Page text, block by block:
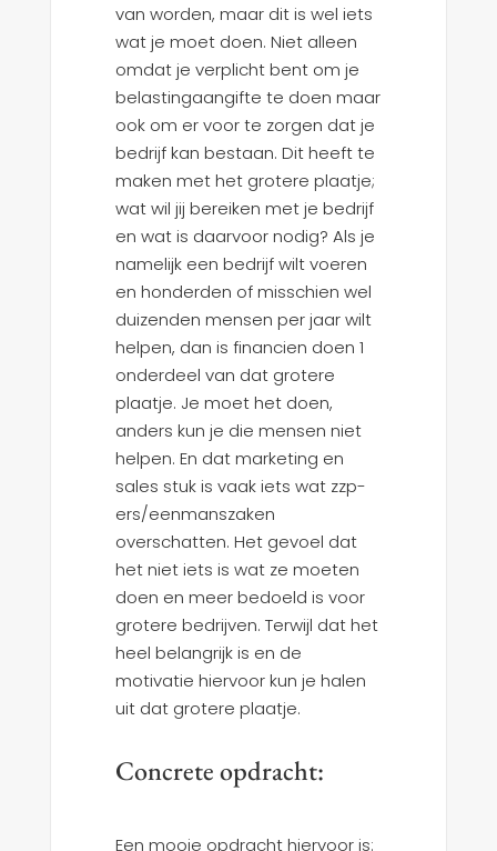
van worden, maar dit is wel iets
wat je moet doen. Niet alleen
omdat je verplicht bent om je
belastingaangifte te doen maar
ook om er voor te zorgen dat je
bedrijf kan bestaan. Dit heeft te
maken met het grotere plaatje;
wat wil jij bereiken met je bedrijf
en wat is daarvoor nodig? Als je
namelijk een bedrijf wilt voeren
en honderden of misschien wel
duizenden mensen per jaar wilt
helpen, dan is financien doen 1
onderdeel van dat grotere
plaatje. Je moet het doen,
anders kun je die mensen niet
helpen. En dat marketing en
sales stuk is vaak iets wat zzp-
ers/eenmanszaken
overschatten. Het gevoel dat
het niet iets is wat ze moeten
doen en meer bedoeld is voor
grotere bedrijven. Terwijl dat het
heel belangrijk is en de
motivatie hiervoor kun je halen
uit dat grotere plaatje.
Concrete opdracht:
Een mooie opdracht hiervoor is: